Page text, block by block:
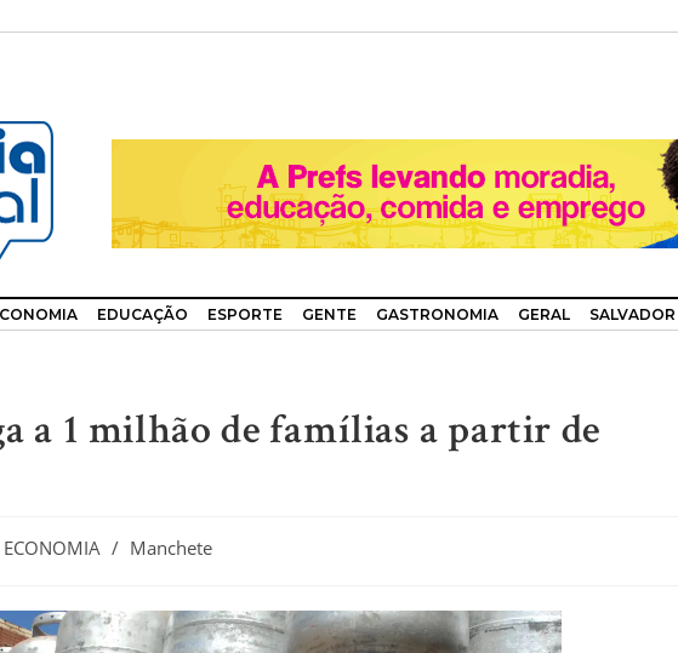
EDUCAÇÃO ESPORTE GENTE GASTRONOMIA GERAL SALVADOR
a 1 milhão de famílias a partir de
ECONOMIA / Manchete